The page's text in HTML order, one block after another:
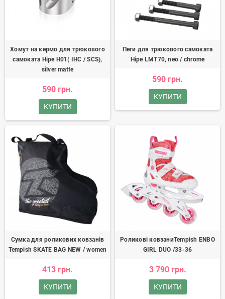
Хомут на кермо для трюкового
самоката Hipe H01( IHC / SCS),
silver matte
590 грн.
КУПИТИ
Пеги для трюкового самоката
Hipe LMT70, neo / chrome
590 грн.
КУПИТИ
Сумка для роликових ковзанів
Tempish SKATE BAG NEW / women
413 грн.
КУПИТИ
Роликові ковзаниTempish ENBO
GIRL DUO /33-36
3 790 грн.
КУПИТИ